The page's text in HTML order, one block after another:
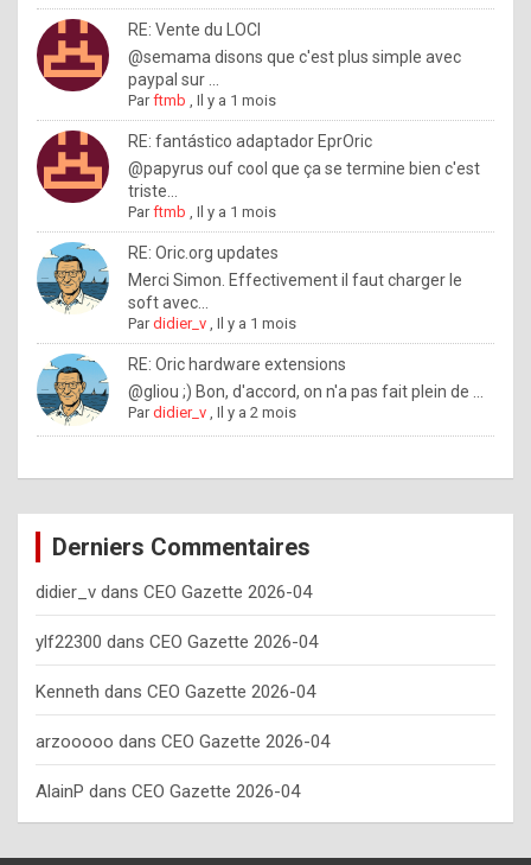
a
n
t
o
n
o
w
h
o
w
o
e
y
o
u
s
h
o
RE: Vente du LOCI
@semama disons que c'est plus simple avec
paypal sur ...
Parftmb ,Il y a 1 mois
RE: fantástico adaptador EprOric
@papyrus ouf cool que ça se termine bien c'est
triste...
Parftmb ,Il y a 1 mois
RE: Oric.org updates
Merci Simon. Effectivement il faut charger le
soft avec...
Pardidier_v ,Il y a 1 mois
RE: Oric hardware extensions
@gliou ;) Bon, d'accord, on n'a pas fait plein de ...
Pardidier_v ,Il y a 2 mois
Derniers Commentaires
didier_v dans CEO Gazette 2026-04
ylf22300 dans CEO Gazette 2026-04
Kenneth dans CEO Gazette 2026-04
arzooooo dans CEO Gazette 2026-04
AlainP dans CEO Gazette 2026-04